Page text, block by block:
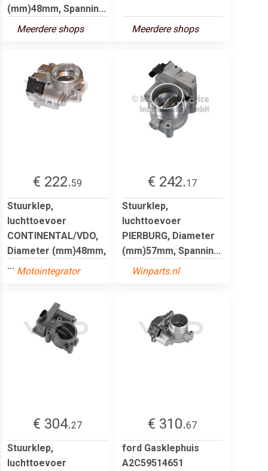
(mm)48mm, Spannin...
Meerdere shops
Meerdere shops
€ 222.59
Stuurklep,
luchttoevoer
CONTINENTAL/VDO,
Diameter (mm)48mm,
... Motointegrator
€ 242.17
Stuurklep,
luchttoevoer
PIERBURG, Diameter
(mm)57mm, Spannin...
Winparts.nl
€ 304.27
Stuurklep,
luchttoevoer
€ 310.67
ford Gasklephuis
A2C59514651